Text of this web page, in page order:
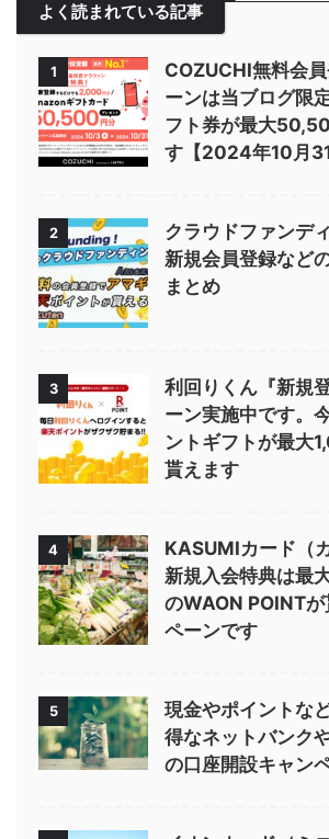
よく読まれている記事
1
COZUCHI無料会
ーンは当ブログ限
フト券が最大
す【2024年10月31
2
クラウドファンデ
新規会員登録など
まとめ
3
利回りくん『新規
ーン実施中です。
ントギフトが最大
貰えます
4
KASUMIカード（
新規入会特典は最
のWAON POINT
ペーンです
5
現金やポイントな
得なネットバンク
の口座開設キャン